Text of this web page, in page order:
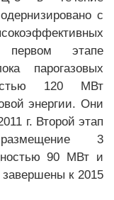
с
первом этапе
парогазовых
120 МВт
энергии. Они
г. Второй этап
размещение 3
90 МВт и
к 2015